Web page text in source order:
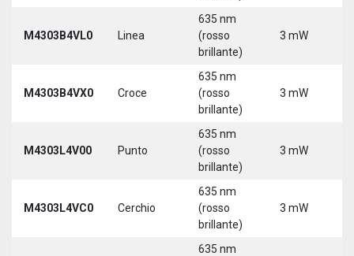
M4303B4VL0 Linea
635 nm
(rosso
brillante)
3 mW
M4303B4VX0 Croce
635 nm
(rosso
brillante)
3 mW
M4303L4V00 Punto
635 nm
(rosso
brillante)
3 mW
M4303L4VC0 Cerchio
635 nm
(rosso
brillante)
3 mW
635 nm